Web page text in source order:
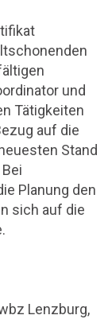
und
Tätigkeiten
auf die
Stand
Planung den
sich auf die
Lenzburg,